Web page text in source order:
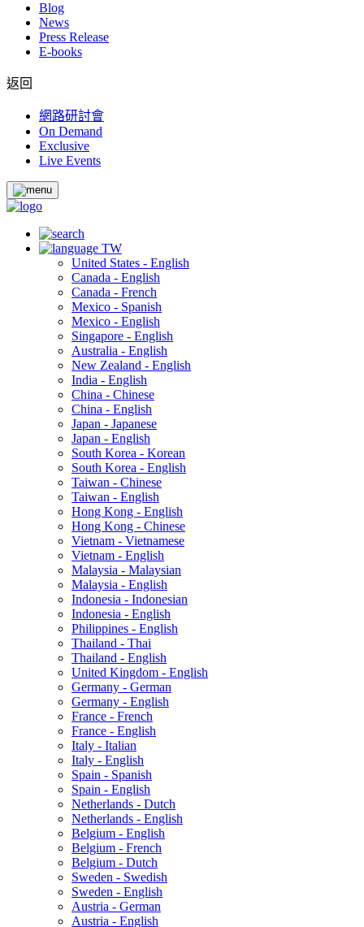
Blog
News
Press Release
E-books
返回
網路研討會
On Demand
Exclusive
Live Events
TW
United States - English
Canada - English
Canada - French
Mexico - Spanish
Mexico - English
Singapore - English
Australia - English
New Zealand - English
India - English
China - Chinese
China - English
Japan - Japanese
Japan - English
South Korea - Korean
South Korea - English
Taiwan - Chinese
Taiwan - English
Hong Kong - English
Hong Kong - Chinese
Vietnam - Vietnamese
Vietnam - English
Malaysia - Malaysian
Malaysia - English
Indonesia - Indonesian
Indonesia - English
Philippines - English
Thailand - Thai
Thailand - English
United Kingdom - English
Germany - German
Germany - English
France - French
France - English
Italy - Italian
Italy - English
Spain - Spanish
Spain - English
Netherlands - Dutch
Netherlands - English
Belgium - English
Belgium - French
Belgium - Dutch
Sweden - Swedish
Sweden - English
Austria - German
Austria - English